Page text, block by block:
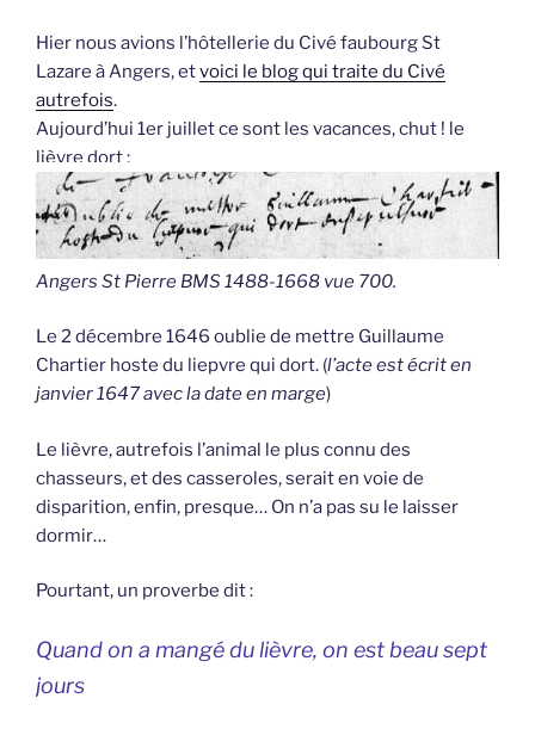
Hier nous avions l’hôtellerie du Civé faubourg St
Lazare à Angers, etvoici le blog qui traite du Civé
autrefois.
Aujourd’hui 1er juillet ce sont les vacances, chut ! le
lièvre dort :
Angers St Pierre BMS 1488-1668 vue 700.
Le 2 décembre 1646 oublie de mettre Guillaume
Chartier hoste du liepvre qui dort. (l’acte est écrit en
janvier 1647 avec la date en marge)
Le lièvre, autrefois l’animal le plus connu des
chasseurs, et des casseroles, serait en voie de
disparition, enfin, presque… On n’a pas su le laisser
dormir…
Pourtant, un proverbe dit :
Quand on a mangé du lièvre, on est beau sept
jours